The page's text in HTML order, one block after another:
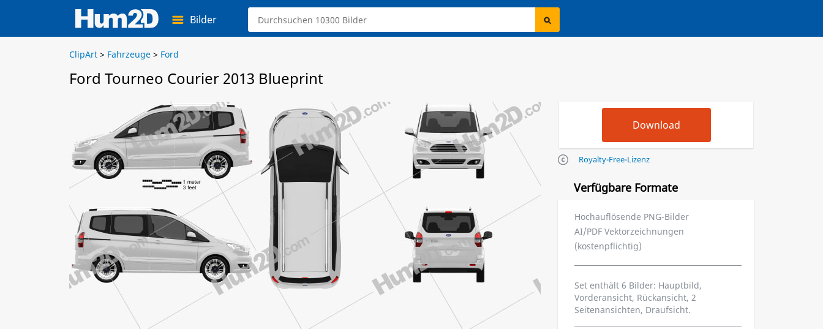
Bilder
ClipArt > Fahrzeuge > Ford
Ford Tourneo Courier 2013 Blueprint
Royalty-Free-Lizenz
Verfügbare Formate
Hochauflösende PNG-Bilder
AI/PDF Vektorzeichnungen
(kostenpflichtig)
Set enthält 6 Bilder: Hauptbild,
Vorderansicht, Rückansicht, 2
Seitenansichten, Draufsicht.